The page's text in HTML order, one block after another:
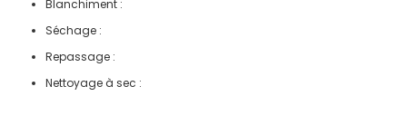
Blanchiment :
Séchage :
Repassage :
Nettoyage à sec :